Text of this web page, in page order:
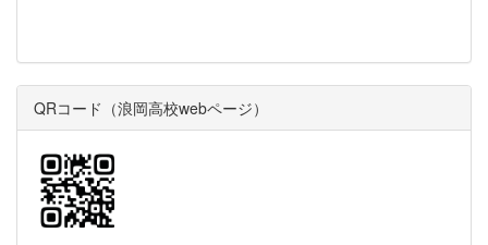
QRコード（浪岡高校webページ）